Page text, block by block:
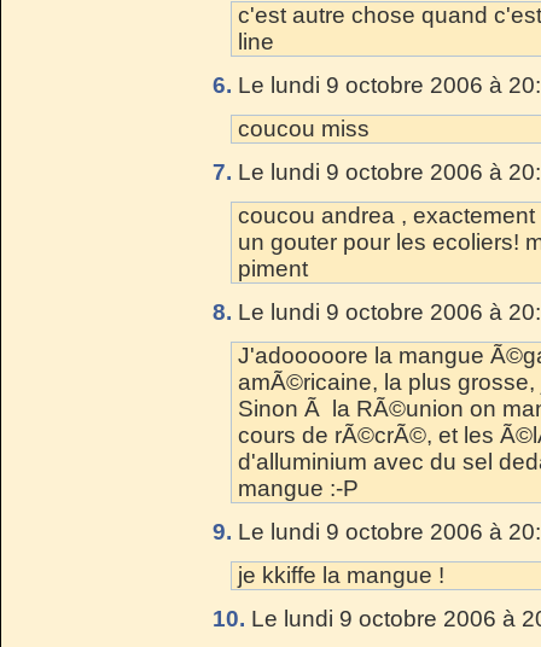
c'est autre chose quand
line
6. Le lundi 9 octobre 2006 à
coucou miss
7. Le lundi 9 octobre 2006 à
coucou andrea ,
un gouter pour les ecoliers!
piment
8. Le lundi 9 octobre 2006 à
J'adooooore la mangue
amÃ©ricaine, la plus
Sinon Ã la RÃ©union on
cours de rÃ©crÃ©, et les
d'alluminium avec du sel
mangue :-P
9. Le lundi 9 octobre 2006 à
je kkiffe la mangue !
10. Le lundi 9 octobre 2006 à